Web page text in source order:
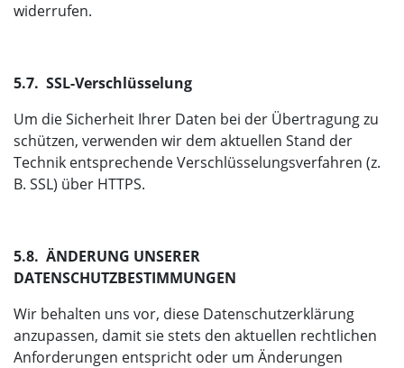
widerrufen.
5.7. SSL-Verschlüsselung
Um die Sicherheit Ihrer Daten bei der Übertragung zu
schützen, verwenden wir dem aktuellen Stand der
Technik entsprechende Verschlüsselungsverfahren (z.
B. SSL) über HTTPS.
5.8. ÄNDERUNG UNSERER
DATENSCHUTZBESTIMMUNGEN
Wir behalten uns vor, diese Datenschutzerklärung
anzupassen, damit sie stets den aktuellen rechtlichen
Anforderungen entspricht oder um Änderungen